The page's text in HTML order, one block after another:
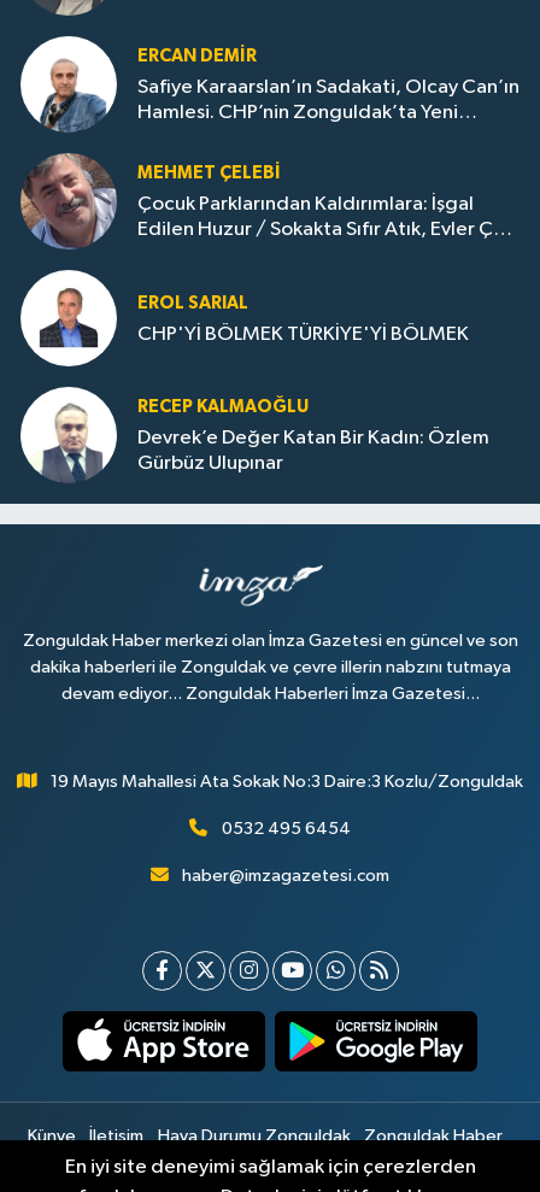
ERCAN DEMIR
Safiye Karaarslan’ın Sadakati, Olcay Can’ın
Hamlesi. CHP’nin Zonguldak’ta Yeni
MEHMET ÇELEBI
Çocuk Parklarından Kaldırımlara: İşgal
Edilen Huzur / Sokakta Sıfır Atık, Evler Çöp
EROL SARIAL
CHP'Yİ BÖLMEK TÜRKİYE'Yİ BÖLMEK
RECEP KALMAOĞLU
Devrek’e Değer Katan Bir Kadın: Özlem
Gürbüz Ulupınar
Zonguldak Haber merkezi olan İmza Gazetesi en güncel ve son
dakika haberleri ile Zonguldak ve çevre illerin nabzını tutmaya
devam ediyor... Zonguldak Haberleri İmza Gazetesi...
19 Mayıs Mahallesi Ata Sokak No:3 Daire:3 Kozlu/Zonguldak
0532 495 6454
haber@imzagazetesi.com
Künye İletişim Hava Durumu Zonguldak
Zonguldak Haber
Gizlilik Sözleşmesi
Hizmet Şartları Sitemap
En iyi site deneyimi sağlamak için çerezlerden